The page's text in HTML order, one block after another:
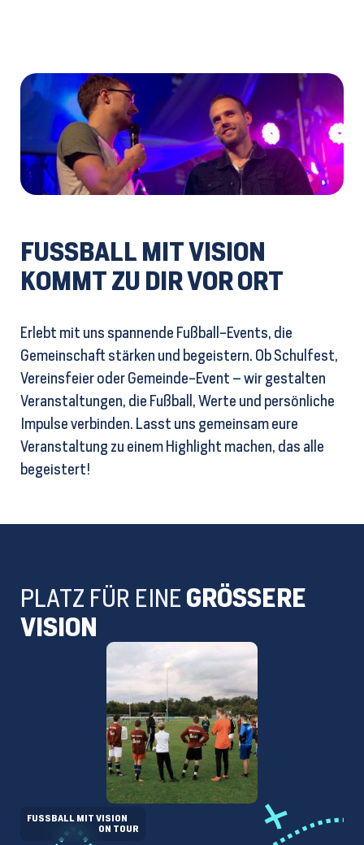
FUSSBALL MIT VISION
KOMMT ZU DIR VOR ORT
Erlebt mit uns spannende Fußball-Events, die
Gemeinschaft stärken und begeistern. Ob Schulfest,
Vereinsfeier oder Gemeinde-Event – wir gestalten
Veranstaltungen, die Fußball, Werte und persönliche
Impulse verbinden. Lasst uns gemeinsam eure
Veranstaltung zu einem Highlight machen, das alle
begeistert!
PLATZ FÜR EINEGRÖSSERE
VISION
FUSSBALL MIT VISION
ON TOUR